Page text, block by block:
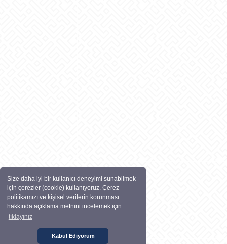
Size daha iyi bir kullanıcı deneyimi sunabilmek
için çerezler (cookie) kullanıyoruz. Çerez
politikamızı ve kişisel verilerin korunması
hakkında açıklama metnini incelemek için
tıklayınız
Kabul Ediyorum